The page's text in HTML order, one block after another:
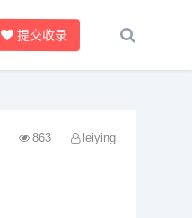
提交收录
863 leiying